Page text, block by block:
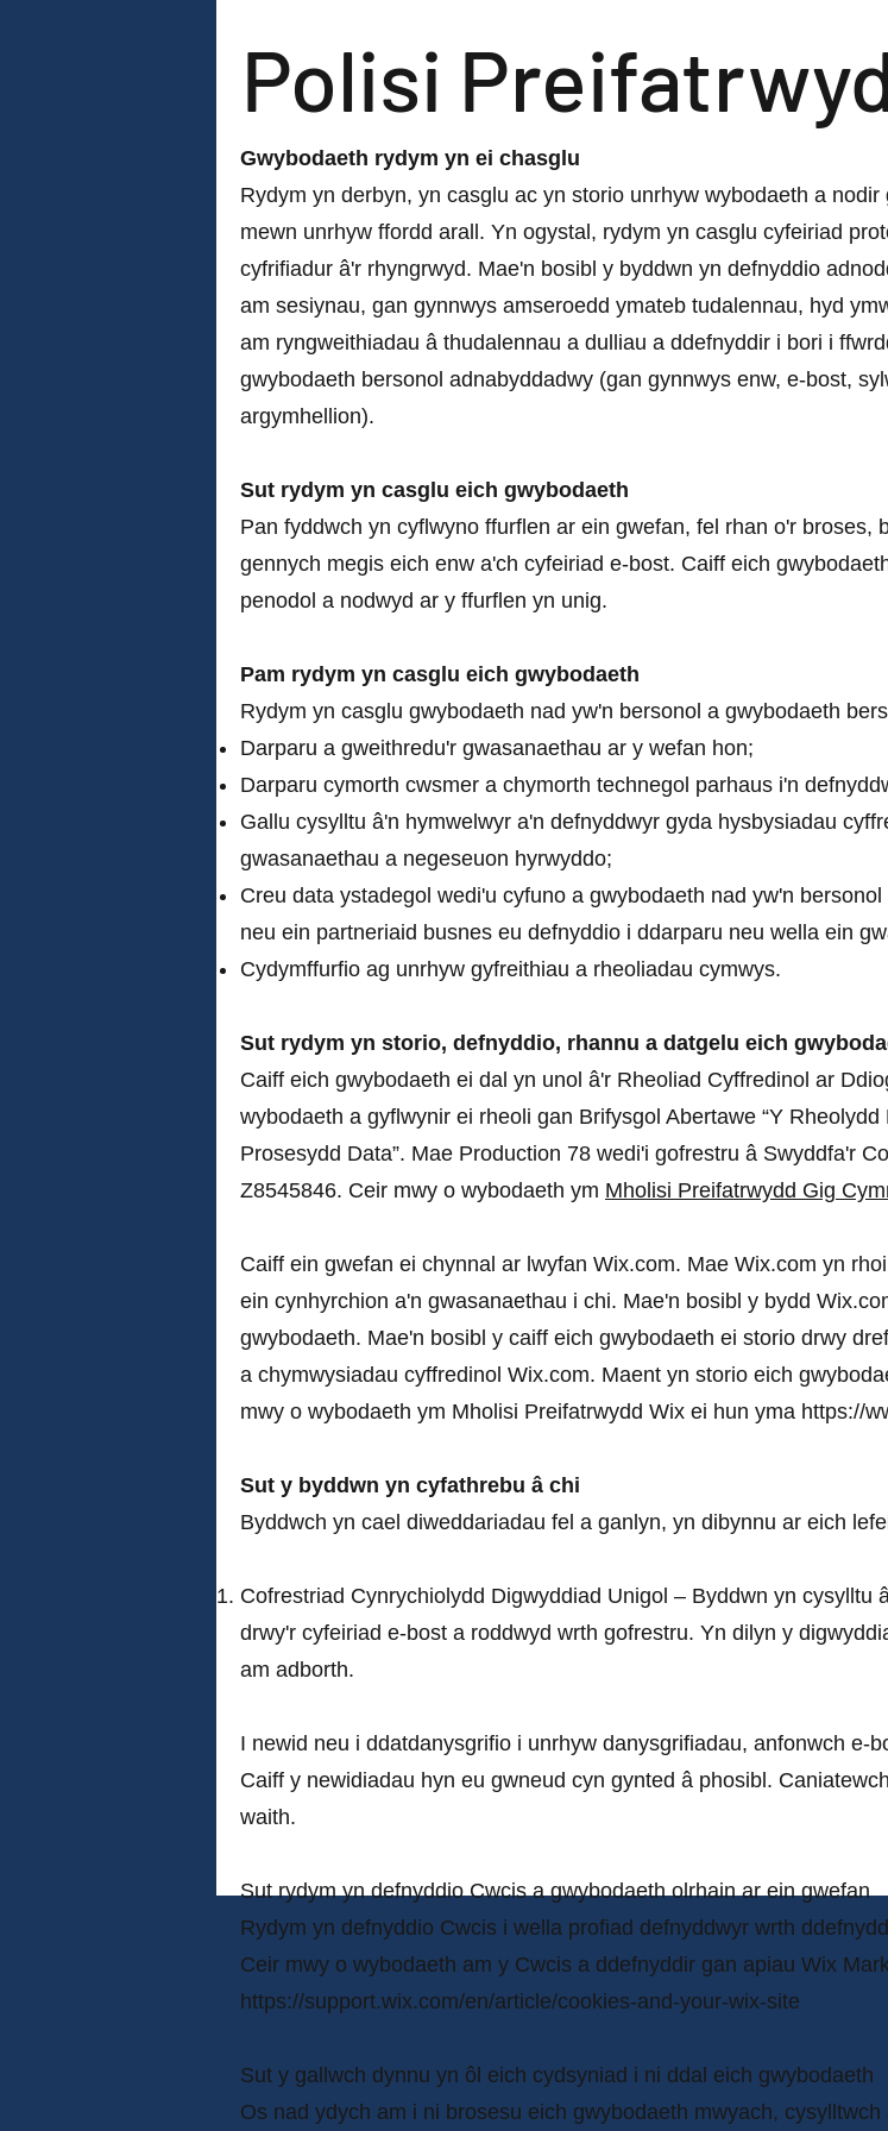
Polisi
Gwybodaeth rydym yn ei chasglu
Rydym yn derbyn, yn casglu ac yn storio unrhyw wybodaeth a
mewn unrhyw ffordd arall. Yn ogystal, rydym yn casglu cyfeiriad
cyfrifiadur â'r rhyngrwyd. Mae'n bosibl y byddwn yn defnyddio
am sesiynau, gan gynnwys amseroedd ymateb tudalennau, hyd
am ryngweithiadau â thudalennau a dulliau a ddefnyddir i bori i
gwybodaeth bersonol adnabyddadwy (gan gynnwys enw, e-bost,
argymhellion).
Sut rydym yn casglu eich gwybodaeth
Pan fyddwch yn cyflwyno ffurflen ar ein gwefan, fel rhan o'r
gennych megis eich enw a'ch cyfeiriad e-bost. Caiff eich
penodol a nodwyd ar y ffurflen yn unig.
Pam rydym yn casglu eich gwybodaeth
Rydym yn casglu gwybodaeth nad yw'n bersonol a gwybodaeth
Darparu a gweithredu'r gwasanaethau ar y wefan hon;
Darparu cymorth cwsmer a chymorth technegol parhaus i'n
Gallu cysylltu â'n hymwelwyr a'n defnyddwyr gyda hysbysiadau
gwasanaethau a negeseuon hyrwyddo;
Creu data ystadegol wedi'u cyfuno a gwybodaeth nad yw'n
neu ein partneriaid busnes eu defnyddio i ddarparu neu wella ein
Cydymffurfio ag unrhyw gyfreithiau a rheoliadau cymwys.
Sut rydym yn storio, defnyddio, rhannu a datgelu eich
Caiff eich gwybodaeth ei dal yn unol â'r Rheoliad Cyffredinol ar
wybodaeth a gyflwynir ei rheoli gan Brifysgol Abertawe “Y
Prosesydd Data”. Mae Production 78 wedi'i gofrestru â Swyddfa'r
Z8545846. Ceir mwy o wybodaeth ym Mholisi Preifatrwydd Gig
Caiff ein gwefan ei chynnal ar lwyfan Wix.com. Mae Wix.com yn
ein cynhyrchion a'n gwasanaethau i chi. Mae'n bosibl y bydd
gwybodaeth. Mae'n bosibl y caiff eich gwybodaeth ei storio drwy
a chymwysiadau cyffredinol Wix.com. Maent yn storio eich
mwy o wybodaeth ym Mholisi Preifatrwydd Wix ei hun yma https://
Sut y byddwn yn cyfathrebu â chi
Byddwch yn cael diweddariadau fel a ganlyn, yn dibynnu ar eich
Cofrestriad Cynrychiolydd Digwyddiad Unigol – Byddwn yn cysylltu
drwy'r cyfeiriad e-bost a roddwyd wrth gofrestru. Yn dilyn y
am adborth.
I newid neu i ddatdanysgrifio i unrhyw danysgrifiadau, anfonwch e-
Caiff y newidiadau hyn eu gwneud cyn gynted â phosibl.
waith.
Sut rydym yn defnyddio Cwcis a gwybodaeth olrhain ar ein gwefan
Rydym yn defnyddio Cwcis i wella profiad defnyddwyr wrth
Ceir mwy o wybodaeth am y Cwcis a ddefnyddir gan apiau Wix
https://support.wix.com/en/article/cookies-and-your-wix-site
Sut y gallwch dynnu yn ôl eich cydsyniad i ni ddal eich gwybodaeth
Os nad ydych am i ni brosesu eich gwybodaeth mwyach, cysylltwch